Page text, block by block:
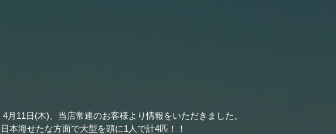
4月11日(木)、当店常連のお客様より情報をいただきました。
日本海せたな方面で大型を頭に1人で計4匹！！